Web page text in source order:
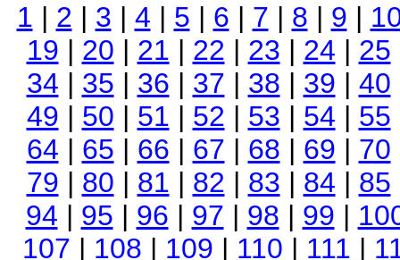
1 | 2 | 3 | 4 | 5 | 6 | 7 | 8 | 9 |
19 | 20 | 21 | 22 | 23 | 24 | 25
34 | 35 | 36 | 37 | 38 | 39 | 40
49 | 50 | 51 | 52 | 53 | 54 | 55
64 | 65 | 66 | 67 | 68 | 69 | 70
79 | 80 | 81 | 82 | 83 | 84 | 85
94 | 95 | 96 | 97 | 98 | 99 |
107 | 108 | 109 | 110 | 111 |